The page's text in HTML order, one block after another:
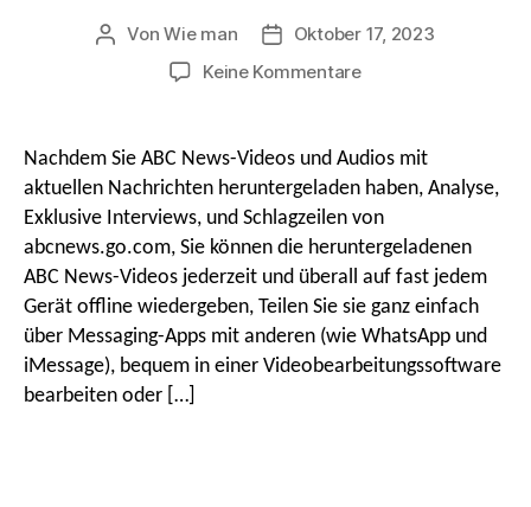
Beitragsautor
VonWie man
NachOktober 17, 2023
Keine KommentareAn
Sie
ABC
News-
Videos
und
-
Audios
herunter
Nachdem Sie ABC News-Videos und Audios mit
aktuellen Nachrichten heruntergeladen haben, Analyse,
Exklusive Interviews, und Schlagzeilen von
abcnews.go.com, Sie können die heruntergeladenen
ABC News-Videos jederzeit und überall auf fast jedem
Gerät offline wiedergeben, Teilen Sie sie ganz einfach
über Messaging-Apps mit anderen (wie WhatsApp und
iMessage), bequem in einer Videobearbeitungssoftware
bearbeiten oder […]